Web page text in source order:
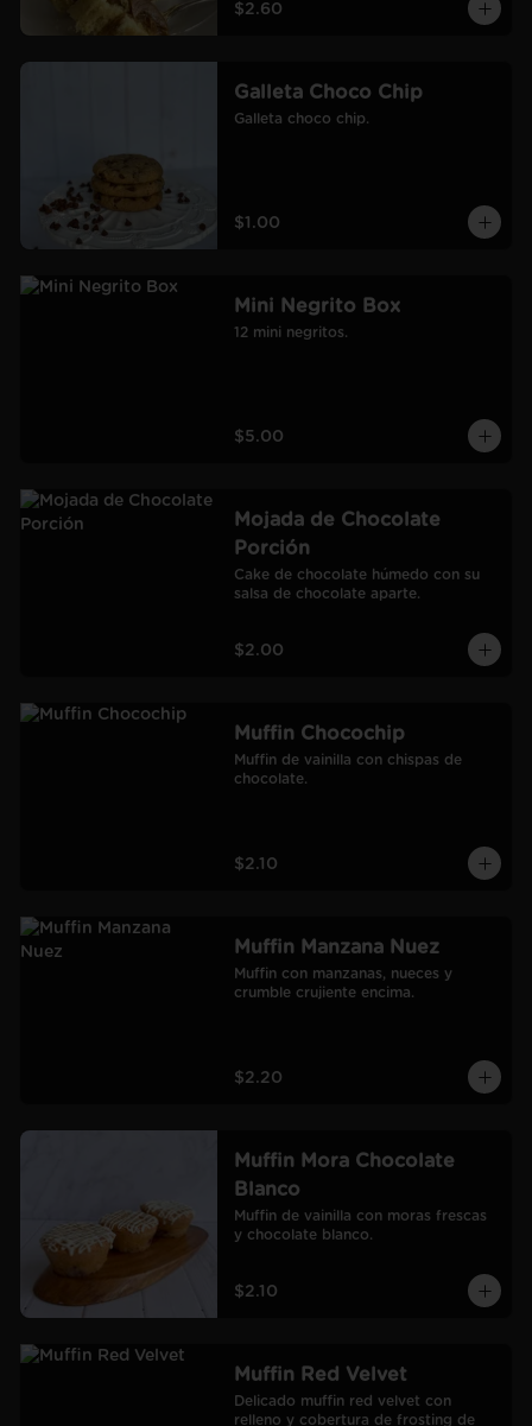
$2.60
Galleta Choco Chip
Galleta choco chip.
$1.00
Mini Negrito Box
12 mini negritos.
$5.00
Mojada de Chocolate
Porción
Cake de chocolate húmedo con su
salsa de chocolate aparte.
$2.00
Muffin Chocochip
Muffin de vainilla con chispas de
chocolate.
$2.10
Muffin Manzana Nuez
Muffin con manzanas, nueces y
crumble crujiente encima.
$2.20
Muffin Mora Chocolate
Blanco
Muffin de vainilla con moras frescas
y chocolate blanco.
$2.10
Muffin Red Velvet
Delicado muffin red velvet con
relleno y cobertura de frosting de